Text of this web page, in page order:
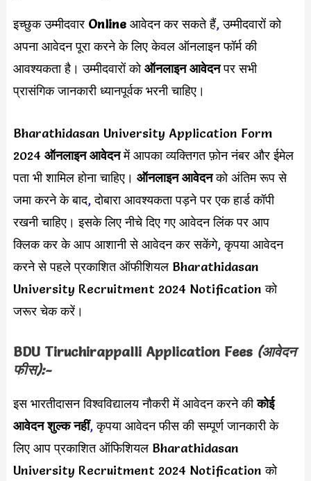
इच्छुक उम्मीदवार Online आवेदन कर सकते हैं,उम्मीदवारों को
अपना आवेदन पूरा करने के लिए केवल ऑनलाइन फॉर्म की
आवश्यकता है। उम्मीदवारों कोऑनलाइन आवेदनपर सभी
प्रासंगिक जानकारी ध्यानपूर्वक भरनी चाहिए।
Bharathidasan University Application Form
2024 ऑनलाइन आवेदनमें आपका व्यक्तिगत फ़ोन नंबर और ईमेल
पता भी शामिल होना चाहिए। ऑनलाइन आवेदनको अंतिम रूप से
जमा करने के बाद,दोबारा आवश्यकता पड़ने पर एक हार्ड कॉपी
रखनी चाहिए। इसके लिए नीचे दिए गए आवेदन लिंक पर आप
क्लिक कर के आप आशानी से आवेदन कर सकेंगे,कृपया आवेदन
करने से पहले प्रकाशित ऑफीशियल Bharathidasan
University Recruitment 2024 Notification को
जरूर चेक करें।
BDU Tiruchirappalli Application Fees (आवेदन
फीस):-
इस भारतीदासन विश्वविद्यालय नौकरी में आवेदन करने कीकोई
आवेदन शुल्क नहीं,कृपया आवेदन फीस की सम्पूर्ण जानकारी के
लिए आप प्रकाशित ऑफिशियल Bharathidasan
University Recruitment 2024 Notification को